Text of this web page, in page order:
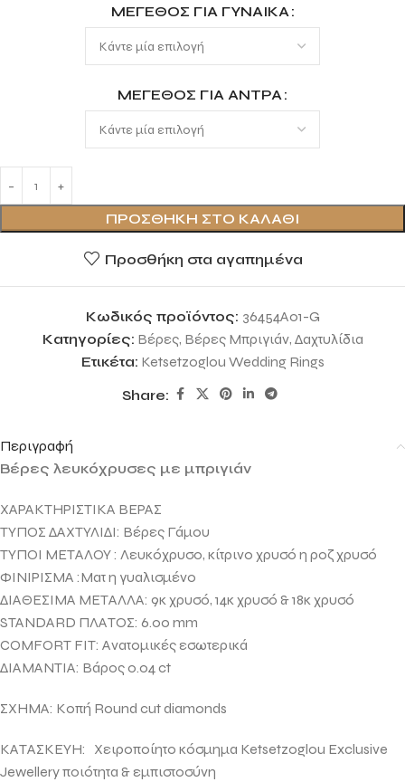
ΜΈΓΕΘΟΣ ΓΙΑ ΓΥΝΑΊΚΑ
ΜΈΓΕΘΟΣ ΓΙΑ ΆΝΤΡΑ
ΠΡΟΣΘΉΚΗ ΣΤΟ ΚΑΛΆΘΙ
Προσθήκη στα αγαπημένα
Κωδικός προϊόντος: 36454A01-G
Κατηγορίες: Βέρες, Βέρες Μπριγιάν, Δαχτυλίδια
Ετικέτα: Ketsetzoglou Wedding Rings
Share:
Περιγραφή
Βέρες λευκόχρυσες με μπριγιάν
ΧΑΡΑΚΤΗΡΙΣΤΙΚΑ ΒΕΡΑΣ
ΤΥΠΟΣ ΔΑΧΤΥΛΙΔΙ: Βέρες Γάμου
ΤΥΠΟΙ ΜΕΤΑΛΟΥ : Λευκόχρυσο, κίτρινο χρυσό η ροζ χρυσό
ΦΙΝΙΡΙΣΜΑ :Ματ η γυαλισμένο
ΔΙΑΘΕΣΙΜΑ ΜΕΤΑΛΛΑ: 9κ χρυσό, 14κ χρυσό & 18κ χρυσό
STANDARD ΠΛΑΤΟΣ: 6.00 mm
COMFORT FIT: Ανατομικές εσωτερικά
ΔΙΑΜΑΝΤΙΑ: Βάρος 0.04 ct
ΣΧΗΜΑ: Κοπή Round cut diamοnds
ΚΑΤΑΣΚΕΥΗ: Χειροποίητο κόσμημα Ketsetzoglou Exclusive
Jewellery ποιότητα & εμπιστοσύνη